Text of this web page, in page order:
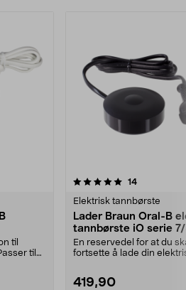
til
til
14anmeldelser
Elektrisk tannbørste
Lader Braun Oral-B
tannbørste iO serie
En reservedel for at du
fortsette å lade din
419,90
4.5av 5 stjerner